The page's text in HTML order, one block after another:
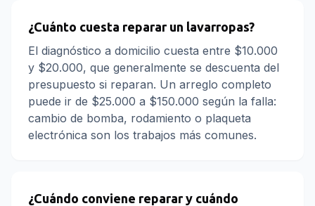
¿Cuánto cuesta reparar un lavarropas?
El diagnóstico a domicilio cuesta entre $10.000
y $20.000, que generalmente se descuenta del
presupuesto si reparan. Un arreglo completo
puede ir de $25.000 a $150.000 según la falla:
cambio de bomba, rodamiento o plaqueta
electrónica son los trabajos más comunes.
¿Cuándo conviene reparar y cuándo